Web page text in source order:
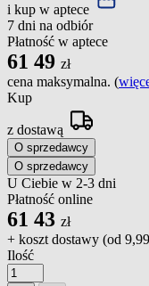
i kup w aptece
7 dni na odbiór
Płatność w aptece
61 49 zł
cena maksymalna. (
Kup
z dostawą
O sprzedawcy
O sprzedawcy
U Ciebie w 2-3 dni
Płatność online
61 43 zł
+ koszt dostawy (od
Ilość